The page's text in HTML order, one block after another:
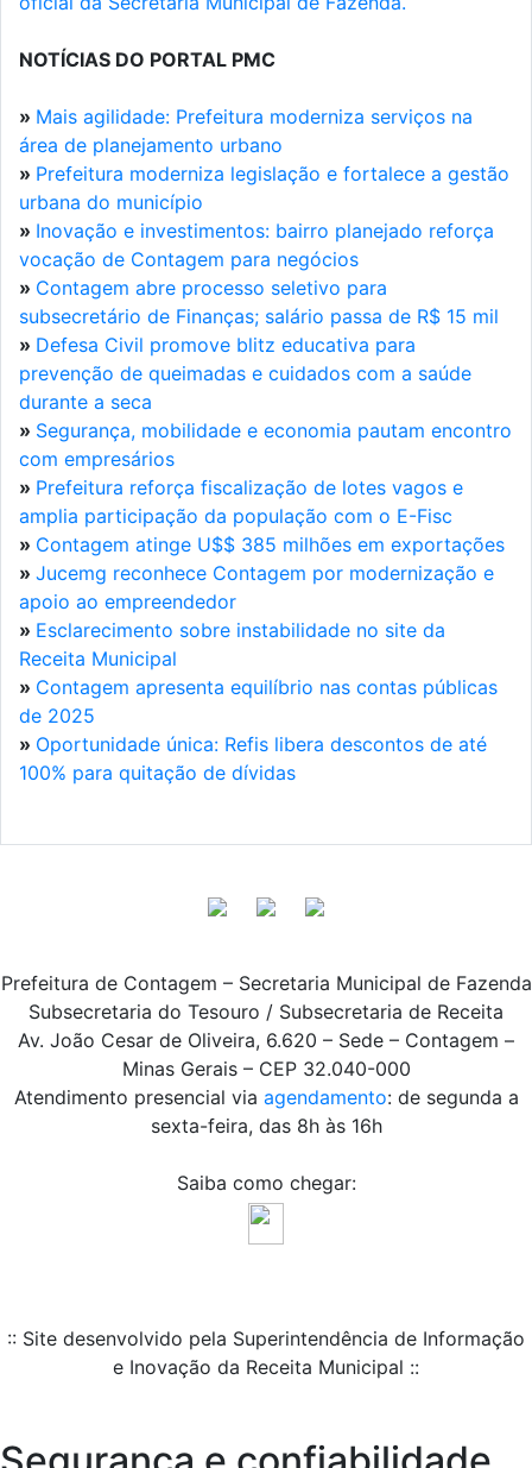
NOTÍCIAS DO PORTAL PMC
» Mais agilidade: Prefeitura moderniza serviços na
área de planejamento urbano
» Prefeitura moderniza legislação e fortalece a gestão
urbana do município
» Inovação e investimentos: bairro planejado reforça
vocação de Contagem para negócios
» Contagem abre processo seletivo para
subsecretário de Finanças; salário passa de R$ 15 mil
» Defesa Civil promove blitz educativa para
prevenção de queimadas e cuidados com a saúde
durante a seca
» Segurança, mobilidade e economia pautam encontro
com empresários
» Prefeitura reforça fiscalização de lotes vagos e
amplia participação da população com o E-Fisc
» Contagem atinge U$$ 385 milhões em exportações
» Jucemg reconhece Contagem por modernização e
apoio ao empreendedor
» Esclarecimento sobre instabilidade no site da
Receita Municipal
» Contagem apresenta equilíbrio nas contas públicas
de 2025
» Oportunidade única: Refis libera descontos de até
100% para quitação de dívidas
Prefeitura de Contagem – Secretaria Municipal de Fazenda
Subsecretaria do Tesouro / Subsecretaria de Receita
Av. João Cesar de Oliveira, 6.620 – Sede – Contagem –
Minas Gerais – CEP 32.040-000
Atendimento presencial via agendamento: de segunda a
sexta-feira, das 8h às 16h
Saiba como chegar:
:: Site desenvolvido pela Superintendência de Informação
e Inovação da Receita Municipal ::